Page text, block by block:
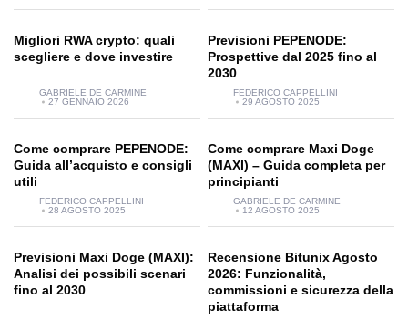
Migliori RWA crypto: quali
scegliere e dove investire
GABRIELE DE CARMINE
27 GENNAIO 2026
Previsioni PEPENODE:
Prospettive dal 2025 fino al
2030
FEDERICO CAPPELLINI
29 AGOSTO 2025
Come comprare PEPENODE:
Guida all’acquisto e consigli
utili
FEDERICO CAPPELLINI
28 AGOSTO 2025
Come comprare Maxi Doge
(MAXI) – Guida completa per
principianti
GABRIELE DE CARMINE
12 AGOSTO 2025
Previsioni Maxi Doge (MAXI):
Analisi dei possibili scenari
fino al 2030
Recensione Bitunix Agosto
2026: Funzionalità,
commissioni e sicurezza della
piattaforma